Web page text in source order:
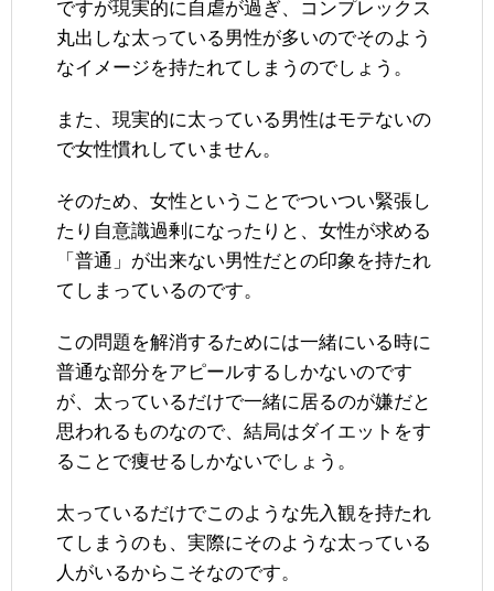
ですが現実的に自虐が過ぎ、コンプレックス
丸出しな太っている男性が多いのでそのよう
なイメージを持たれてしまうのでしょう。
また、現実的に太っている男性はモテないの
で女性慣れしていません。
そのため、女性ということでついつい緊張し
たり自意識過剰になったりと、女性が求める
「普通」が出来ない男性だとの印象を持たれ
てしまっているのです。
この問題を解消するためには一緒にいる時に
普通な部分をアピールするしかないのです
が、太っているだけで一緒に居るのが嫌だと
思われるものなので、結局はダイエットをす
ることで痩せるしかないでしょう。
太っているだけでこのような先入観を持たれ
てしまうのも、実際にそのような太っている
人がいるからこそなのです。